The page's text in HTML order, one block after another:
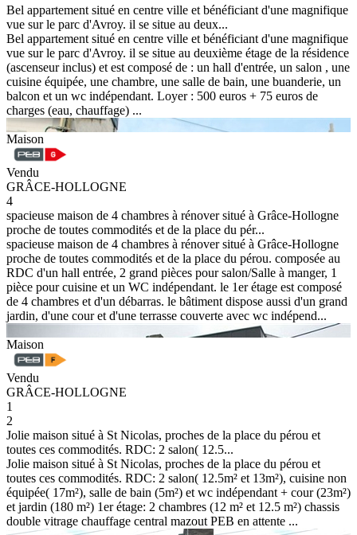
Bel appartement situé en centre ville et bénéficiant d'une magnifique
vue sur le parc d'Avroy. il se situe au deux...
Bel appartement situé en centre ville et bénéficiant d'une magnifique
vue sur le parc d'Avroy. il se situe au deuxième étage de la résidence
(ascenseur inclus) et est composé de : un hall d'entrée, un salon , une
cuisine équipée, une chambre, une salle de bain, une buanderie, un
balcon et un wc indépendant. Loyer : 500 euros + 75 euros de
charges (eau, chauffage) ...
Maison
Vendu
GRÂCE-HOLLOGNE
4
spacieuse maison de 4 chambres à rénover situé à Grâce-Hollogne
proche de toutes commodités et de la place du pér...
spacieuse maison de 4 chambres à rénover situé à Grâce-Hollogne
proche de toutes commodités et de la place du pérou. composée au
RDC d'un hall entrée, 2 grand pièces pour salon/Salle à manger, 1
pièce pour cuisine et un WC indépendant. le 1er étage est composé
de 4 chambres et d'un débarras. le bâtiment dispose aussi d'un grand
jardin, d'une cour et d'une terrasse couverte avec wc indépend...
Maison
Vendu
GRÂCE-HOLLOGNE
1
2
Jolie maison situé à St Nicolas, proches de la place du pérou et
toutes ces commodités. RDC: 2 salon( 12.5...
Jolie maison situé à St Nicolas, proches de la place du pérou et
toutes ces commodités. RDC: 2 salon( 12.5m² et 13m²), cuisine non
équipée( 17m²), salle de bain (5m²) et wc indépendant + cour (23m²)
et jardin (180 m²) 1er étage: 2 chambres (12 m² et 12.5 m²) chassis
double vitrage chauffage central mazout PEB en attente ...